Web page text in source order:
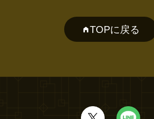
TOPに戻る